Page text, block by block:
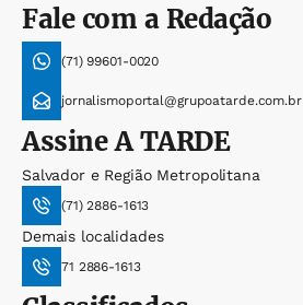
Fale com a Redação
(71) 99601-0020
jornalismoportal@grupoatarde.com.br
AssineA TARDE
Salvador e Região Metropolitana
(71) 2886-1613
Demais localidades
71 2886-1613